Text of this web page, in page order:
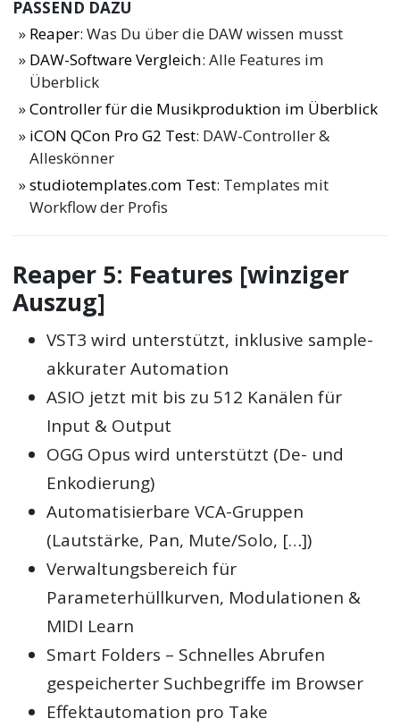
PASSEND DAZU
Reaper: Was Du über die DAW wissen musst
DAW-Software Vergleich: Alle Features im
Überblick
Controller für die Musikproduktion im Überblick
iCON QCon Pro G2 Test: DAW-Controller &
Alleskönner
studiotemplates.com Test: Templates mit
Workflow der Profis
Reaper 5: Features [winziger
Auszug]
VST3 wird unterstützt, inklusive sample-
akkurater Automation
ASIO jetzt mit bis zu 512 Kanälen für
Input & Output
OGG Opus wird unterstützt (De- und
Enkodierung)
Automatisierbare VCA-Gruppen
(Lautstärke, Pan, Mute/Solo, […])
Verwaltungsbereich für
Parameterhüllkurven, Modulationen &
MIDI Learn
Smart Folders – Schnelles Abrufen
gespeicherter Suchbegriffe im Browser
Effektautomation pro Take